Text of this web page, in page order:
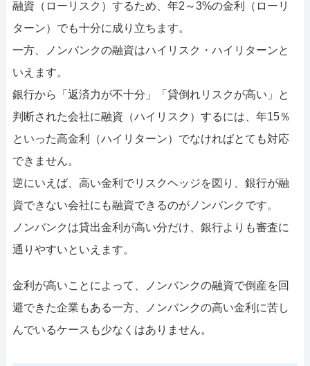
融資（ローリスク）するため、年2～3%の金利（ローリ
ターン）でも十分に成り立ちます。
一方、ノンバンクの融資はハイリスク・ハイリターンと
いえます。
銀行から「返済力が不十分」「貸倒れリスクが高い」と
判断された会社に融資（ハイリスク）するには、年15％
といった高金利（ハイリターン）でなければとても対応
できません。
逆にいえば、高い金利でリスクヘッジを図り、銀行が融
資できない会社にも融資できるのがノンバンクです。
ノンバンクは貸出金利が高い分だけ、銀行よりも審査に
通りやすいといえます。
金利が高いことによって、ノンバンクの融資で倒産を回
避できた企業もある一方、ノンバンクの高い金利に苦し
んでいるケースも少なくはありません。